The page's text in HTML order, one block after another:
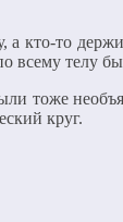
а кто-то
всему телу
тоже
круг.